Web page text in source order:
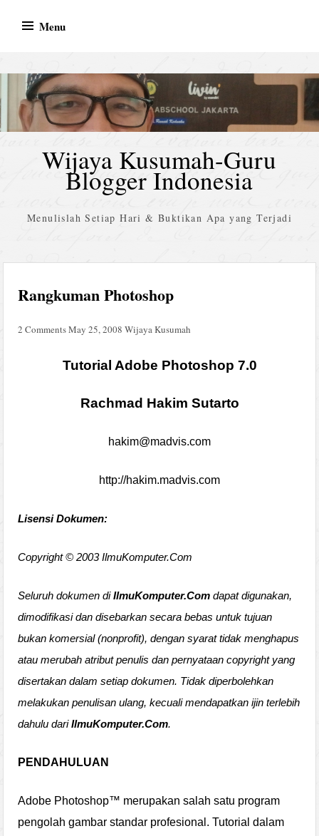
Menu
Wijaya Kusumah-Guru
Blogger Indonesia
Menulislah Setiap Hari & Buktikan Apa yang Terjadi
Rangkuman Photoshop
2 CommentsMay 25, 2008 Wijaya Kusumah
Tutorial Adobe Photoshop 7.0
Rachmad Hakim Sutarto
hakim@madvis.com
http://hakim.madvis.com
Lisensi Dokumen:
Copyright © 2003 IlmuKomputer.Com
Seluruh dokumen diIlmuKomputer.Comdapat digunakan,
dimodifikasi dan disebarkan secara bebas untuk tujuan
bukan komersial (nonprofit), dengan syarat tidak menghapus
atau merubah atribut penulis dan pernyataan copyright yang
disertakan dalam setiap dokumen. Tidak diperbolehkan
melakukan penulisan ulang, kecuali mendapatkan ijin terlebih
dahulu dariIlmuKomputer.Com.
PENDAHULUAN
Adobe Photoshop™ merupakan salah satu program
pengolah gambar standar profesional. Tutorial dalam